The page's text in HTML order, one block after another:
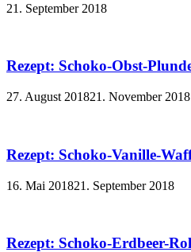
21. September 2018
Rezept: Schoko-Obst-
27. August 201821. November 2018
Rezept: Schoko-Vanille-
16. Mai 201821. September 2018
Rezept: Schoko-Erdbeer-